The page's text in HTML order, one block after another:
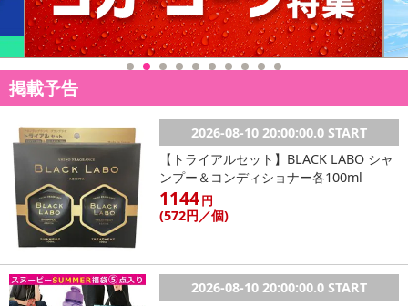
掲載予告
2026-08-10 20:00:00.0 START
【トライアルセット】BLACK LABO シャ
ンプー＆コンディショナー各100ml
1144円
(572円 ／個)
2026-08-10 20:00:00.0 START